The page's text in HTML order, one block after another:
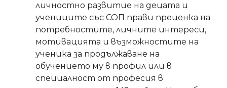
личностно развитие на децата и
учениците със СОП прави преценка на
потребностите, личните интереси,
мотивацията и възможностите на
ученика за продължаване на
обучението му в профил или в
специалност от професия в